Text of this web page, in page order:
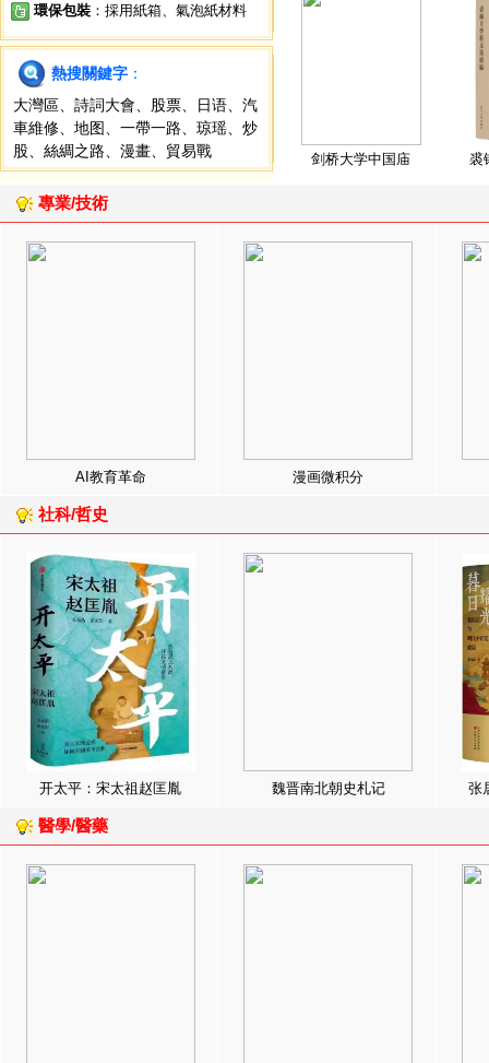
環保包裝 ：採用紙箱、氣泡紙材料
熱搜關鍵字 ：
大灣區
詩詞大會 股票 日语
汽
車維修
地图 一帶一路 琼瑶
炒
股
絲綢之路 漫畫 貿易戰 剑桥大学中国庙 裘
專業/技術
AI教育革命 漫画微积分
社科/哲史
开太平：宋太祖赵匡胤 魏晋南北朝史札记 张
醫學/醫藥